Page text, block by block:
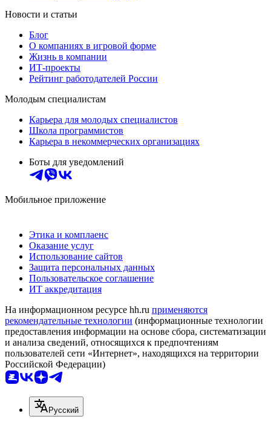
Новости и статьи
Блог
О компаниях в игровой форме
Жизнь в компании
ИТ-проекты
Рейтинг работодателей России
Молодым специалистам
Карьера для молодых специалистов
Школа программистов
Карьера в некоммерческих организациях
Боты для уведомлений
Мобильное приложение
Этика и комплаенс
Оказание услуг
Использование сайтов
Защита персональных данных
Пользовательское соглашение
ИТ аккредитация
На информационном ресурсе hh.ru применяются
рекомендательные технологии (информационные технологии
предоставления информации на основе сбора, систематизации
и анализа сведений, относящихся к предпочтениям
пользователей сети «Интернет», находящихся на территории
Российской Федерации)
Русский